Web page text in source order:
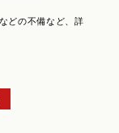
どの不備など、詳